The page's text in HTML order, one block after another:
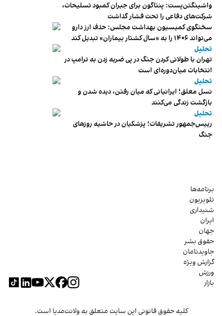
واشینگتن‌پست: پنتاگون برای جبران کمبود تسلیحات،
شرکت‌های دفاعی را تحت فشار گذاشت
سخنگوی کمیسیون بهداشت مجلس: حذف ارز دارو
می‌تواند ۱۴۰۶ را به «سال کشتار بیماران» تبدیل کند
تحلیل
تهران با طولانی کردن جنگ در پی ضربه زدن به ترامپ در
انتخابات میان‌دوره‌ای است
تحلیل
نسل معلق؛ ایرانیانی که میان رفتن، دیده شدن و
بازگشت زندگی می‌کنند
تحلیل
رییس‌جمهور تشریفات؛ پزشکیان در حاشیه روزهای
جنگ
برنامه‌ها
تلویزیون
شنیداری
ایران
جهان
حقوق بشر
جاویدنامان
گزارش ویژه
ورزش
بازار
کلیه حقوق قانونی این سایت متعلق به ولانت‌مدیا است.